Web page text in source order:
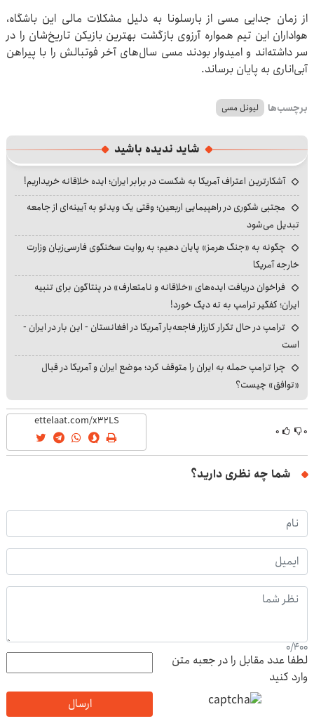
از زمان جدایی مسی از بارسلونا به دلیل مشکلات مالی این باشگاه،
هواداران این تیم همواره آرزوی بازگشت بهترین بازیکن تاریخ‌شان را در
سر داشته‌اند و امیدوار بودند مسی سال‌های آخر فوتبالش را با پیراهن
آبی‌اناری به پایان برساند.
برچسب‌ها لیونل مسی
شاید ندیده باشید
آشکارترین اعتراف آمریکا به شکست در برابر ایران؛ ایده خلاقانه خریداریم!
مجتبی شکوری در راهپیمایی اربعین؛ وقتی یک ویدئو به آیینه‌ای از جامعه
تبدیل می‌شود
چگونه به «جنگ هرمز» پایان دهیم؛ به روایت سخنگوی فارسی‌زبان وزارت
خارجه آمریکا
فراخوان دریافت ایده‌های «خلاقانه و نامتعارف» در پنتاگون برای تنبیه
ایران؛ کفگیر ترامپ به ته دیگ خورد!
ترامپ در حال تکرار کارزار فاجعه‌بار آمریکا در افغانستان - این بار در ایران -
است
چرا ترامپ حمله به ایران را متوقف کرد؛ موضع ایران و آمریکا در قبال
«توافق» چیست؟
۰ ۰
شما چه نظری دارید؟
0/400
لطفا عدد مقابل را در جعبه متن
وارد کنید
ارسال